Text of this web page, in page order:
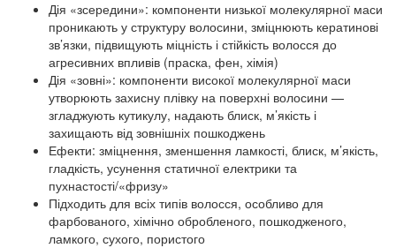
Дія «зсередини»: компоненти низької молекулярної маси
проникають у структуру волосини, зміцнюють кератинові
зв’язки, підвищують міцність і стійкість волосся до
агресивних впливів (праска, фен, хімія)
Дія «зовні»: компоненти високої молекулярної маси
утворюють захисну плівку на поверхні волосини —
згладжують кутикулу, надають блиск, м’якість і
захищають від зовнішніх пошкоджень
Ефекти: зміцнення, зменшення ламкості, блиск, м’якість,
гладкість, усунення статичної електрики та
пухнастості/«фризу»
Підходить для всіх типів волосся, особливо для
фарбованого, хімічно обробленого, пошкодженого,
ламкого, сухого, пористого